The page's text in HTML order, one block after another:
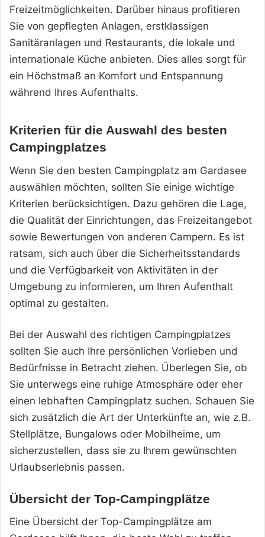
Freizeitmöglichkeiten. Darüber hinaus profitieren
Sie von gepflegten Anlagen, erstklassigen
Sanitäranlagen und Restaurants, die lokale und
internationale Küche anbieten. Dies alles sorgt für
ein Höchstmaß an Komfort und Entspannung
während Ihres Aufenthalts.
Kriterien für die Auswahl des besten
Campingplatzes
Wenn Sie den besten Campingplatz am Gardasee
auswählen möchten, sollten Sie einige wichtige
Kriterien berücksichtigen. Dazu gehören die Lage,
die Qualität der Einrichtungen, das Freizeitangebot
sowie Bewertungen von anderen Campern. Es ist
ratsam, sich auch über die Sicherheitsstandards
und die Verfügbarkeit von Aktivitäten in der
Umgebung zu informieren, um Ihren Aufenthalt
optimal zu gestalten.
Bei der Auswahl des richtigen Campingplatzes
sollten Sie auch Ihre persönlichen Vorlieben und
Bedürfnisse in Betracht ziehen. Überlegen Sie, ob
Sie unterwegs eine ruhige Atmosphäre oder eher
einen lebhaften Campingplatz suchen. Schauen Sie
sich zusätzlich die Art der Unterkünfte an, wie z.B.
Stellplätze, Bungalows oder Mobilheime, um
sicherzustellen, dass sie zu Ihrem gewünschten
Urlaubserlebnis passen.
Übersicht der Top-Campingplätze
Eine Übersicht der Top-Campingplätze am